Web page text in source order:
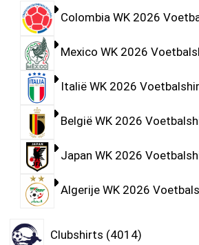
Colombia WK 2026
Mexico WK 2026
Italië WK 2026
België WK 2026
Japan WK 2026
Algerije WK 2026
Clubshirts 4014